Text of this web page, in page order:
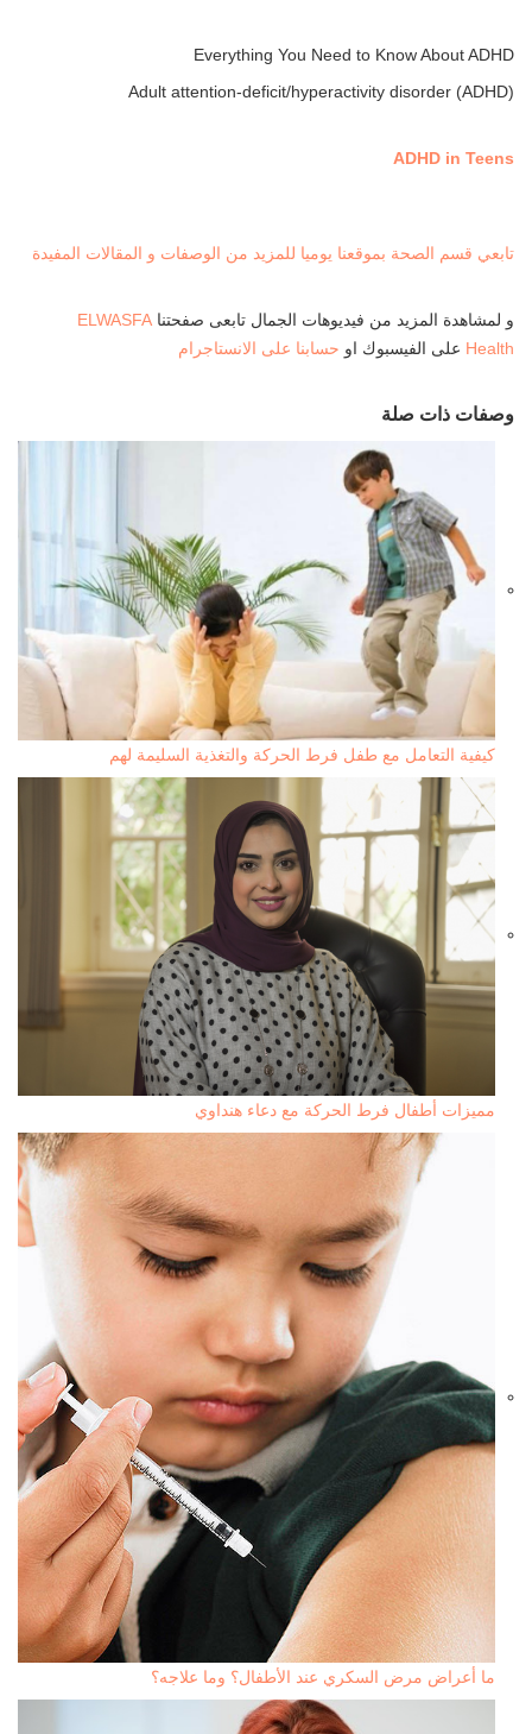
Everything You Need to Know About ADHD
Adult attention-deficit/hyperactivity disorder (ADHD)
ADHD in Teens
تابعي قسم الصحة بموقعنا يوميا للمزيد من الوصفات و المقالات المفيدة
و لمشاهدة المزيد من فيديوهات الجمال تابعى صفحتنا ELWASFA
Health على الفيسبوك او حسابنا على الانستاجرام
وصفات ذات صلة
كيفية التعامل مع طفل فرط الحركة والتغذية السليمة لهم
مميزات أطفال فرط الحركة مع دعاء هنداوي
ما أعراض مرض السكري عند الأطفال؟ وما علاجه؟